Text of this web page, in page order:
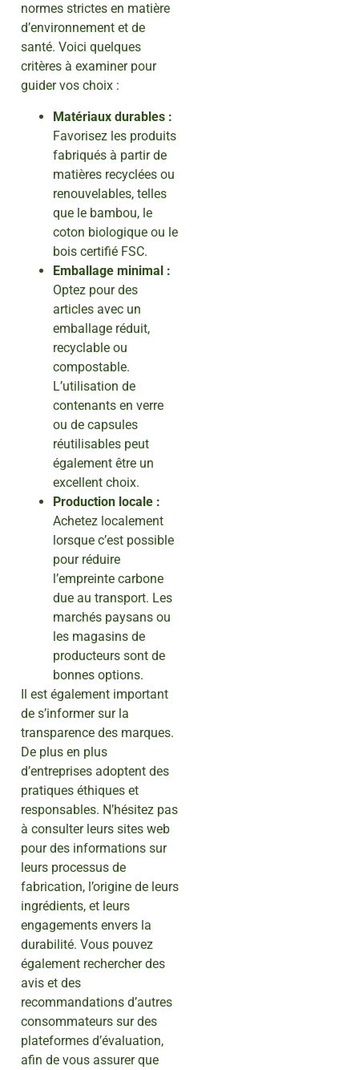
normes strictes en matière
d’environnement et de
santé. Voici quelques
critères à examiner pour
guider vos choix :
Matériaux durables :
Favorisez les produits
fabriqués à partir de
matières recyclées ou
renouvelables, telles
que le bambou, le
coton biologique ou le
bois certifié FSC.
Emballage minimal :
Optez pour des
articles avec un
emballage réduit,
recyclable ou
compostable.
L’utilisation de
contenants en verre
ou de capsules
réutilisables peut
également être un
excellent choix.
Production locale :
Achetez localement
lorsque c’est possible
pour réduire
l’empreinte carbone
due au transport. Les
marchés paysans ou
les magasins de
producteurs sont de
bonnes options.
Il est également important
de s’informer sur la
transparence des marques.
De plus en plus
d’entreprises adoptent des
pratiques éthiques et
responsables. N’hésitez pas
à consulter leurs sites web
pour des informations sur
leurs processus de
fabrication, l’origine de leurs
ingrédients, et leurs
engagements envers la
durabilité. Vous pouvez
également rechercher des
avis et des
recommandations d’autres
consommateurs sur des
plateformes d’évaluation,
afin de vous assurer que